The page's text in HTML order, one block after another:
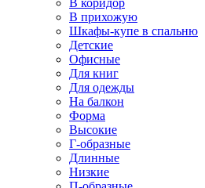
В коридор
В прихожую
Шкафы-купе в спальню
Детские
Офисные
Для книг
Для одежды
На балкон
Форма
Высокие
Г-образные
Длинные
Низкие